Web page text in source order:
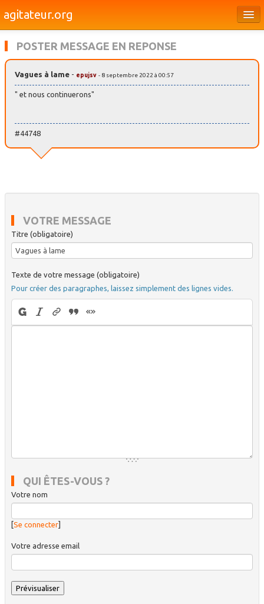
agitateur.org
Bourges & le Cher
Dossiers
POSTER MESSAGE EN REPONSE
Vagues à lame - epujsv - 8 septembre 2022 à 00:57
" et nous continuerons"
#44748
VOTRE MESSAGE
Titre (obligatoire)
Texte de votre message (obligatoire)
Pour créer des paragraphes, laissez simplement des lignes vides.
QUI ÊTES-VOUS ?
Votre nom
[Se connecter]
Votre adresse email